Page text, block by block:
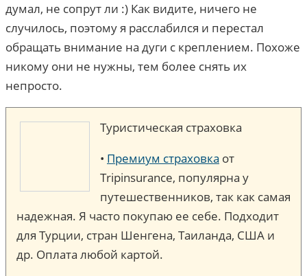
думал, не сопрут ли :) Как видите, ничего не
случилось, поэтому я расслабился и перестал
обращать внимание на дуги с креплением. Похоже
никому они не нужны, тем более снять их
непросто.
Туристическая страховка
• Премиум страховка от
Tripinsurance, популярна у
путешественников, так как самая
надежная. Я часто покупаю ее себе. Подходит
для Турции, стран Шенгена, Таиланда, США и
др. Оплата любой картой.